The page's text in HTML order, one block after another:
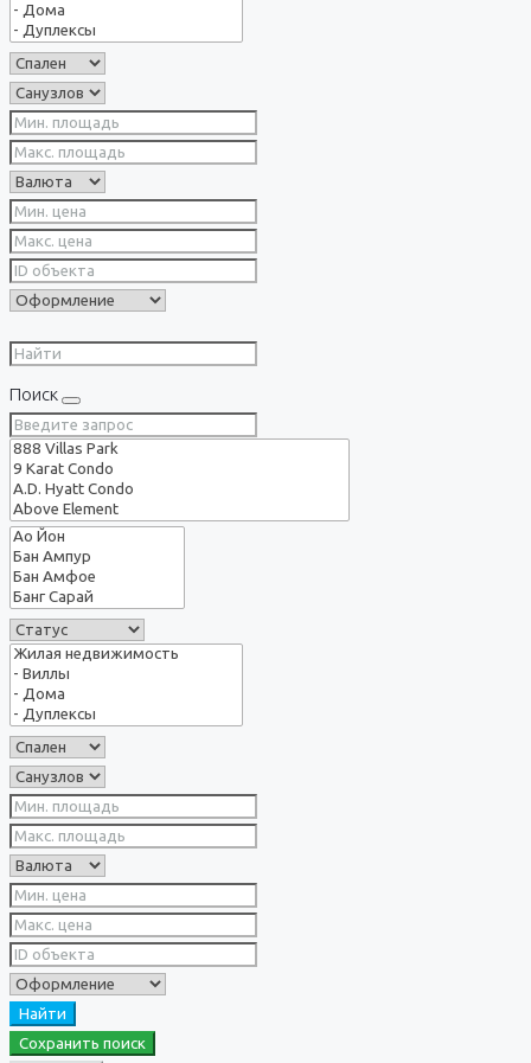
Поиск
Найти
Сохранить поиск